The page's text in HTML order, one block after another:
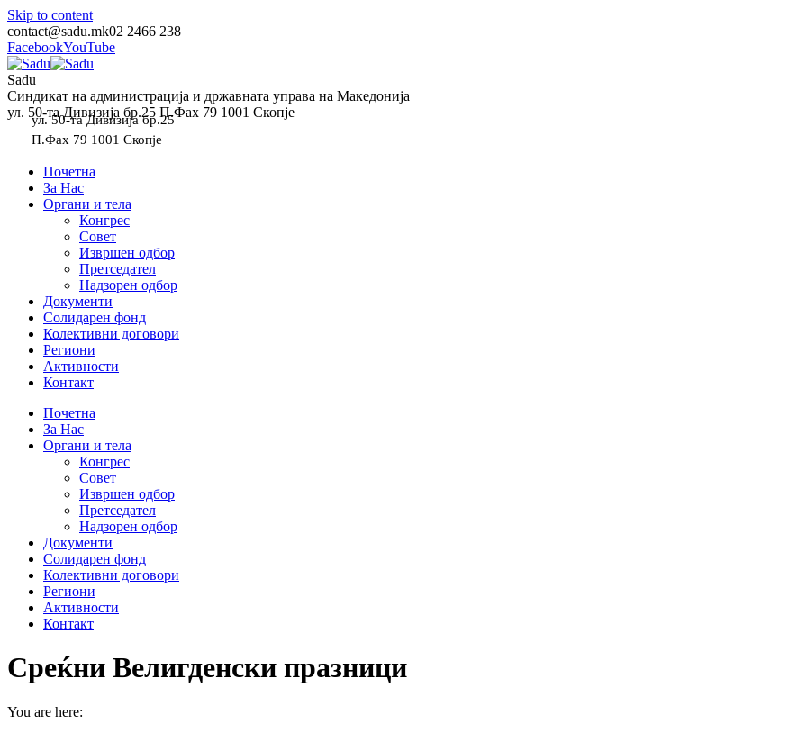
Skip to content
contact@sadu.mk02 2466 238
FacebookYouTube
Sadu
Синдикат на администрација и државната управа на Македонија
ул. 50-та Дивизија бр.25 П.Фах 79 1001 Скопје
ул. 50-та Дивизија бр.25
П.Фах 79 1001 Скопје
Почетна
За Нас
Органи и тела
Конгрес
Совет
Извршен одбор
Претседател
Надзорен одбор
Документи
Солидарен фонд
Колективни договори
Региони
Активности
Контакт
Почетна
За Нас
Органи и тела
Конгрес
Совет
Извршен одбор
Претседател
Надзорен одбор
Документи
Солидарен фонд
Колективни договори
Региони
Активности
Контакт
Среќни Велигденски празници
You are here: